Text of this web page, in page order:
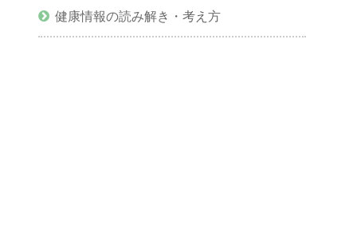
健康情報の読み解き・考え方